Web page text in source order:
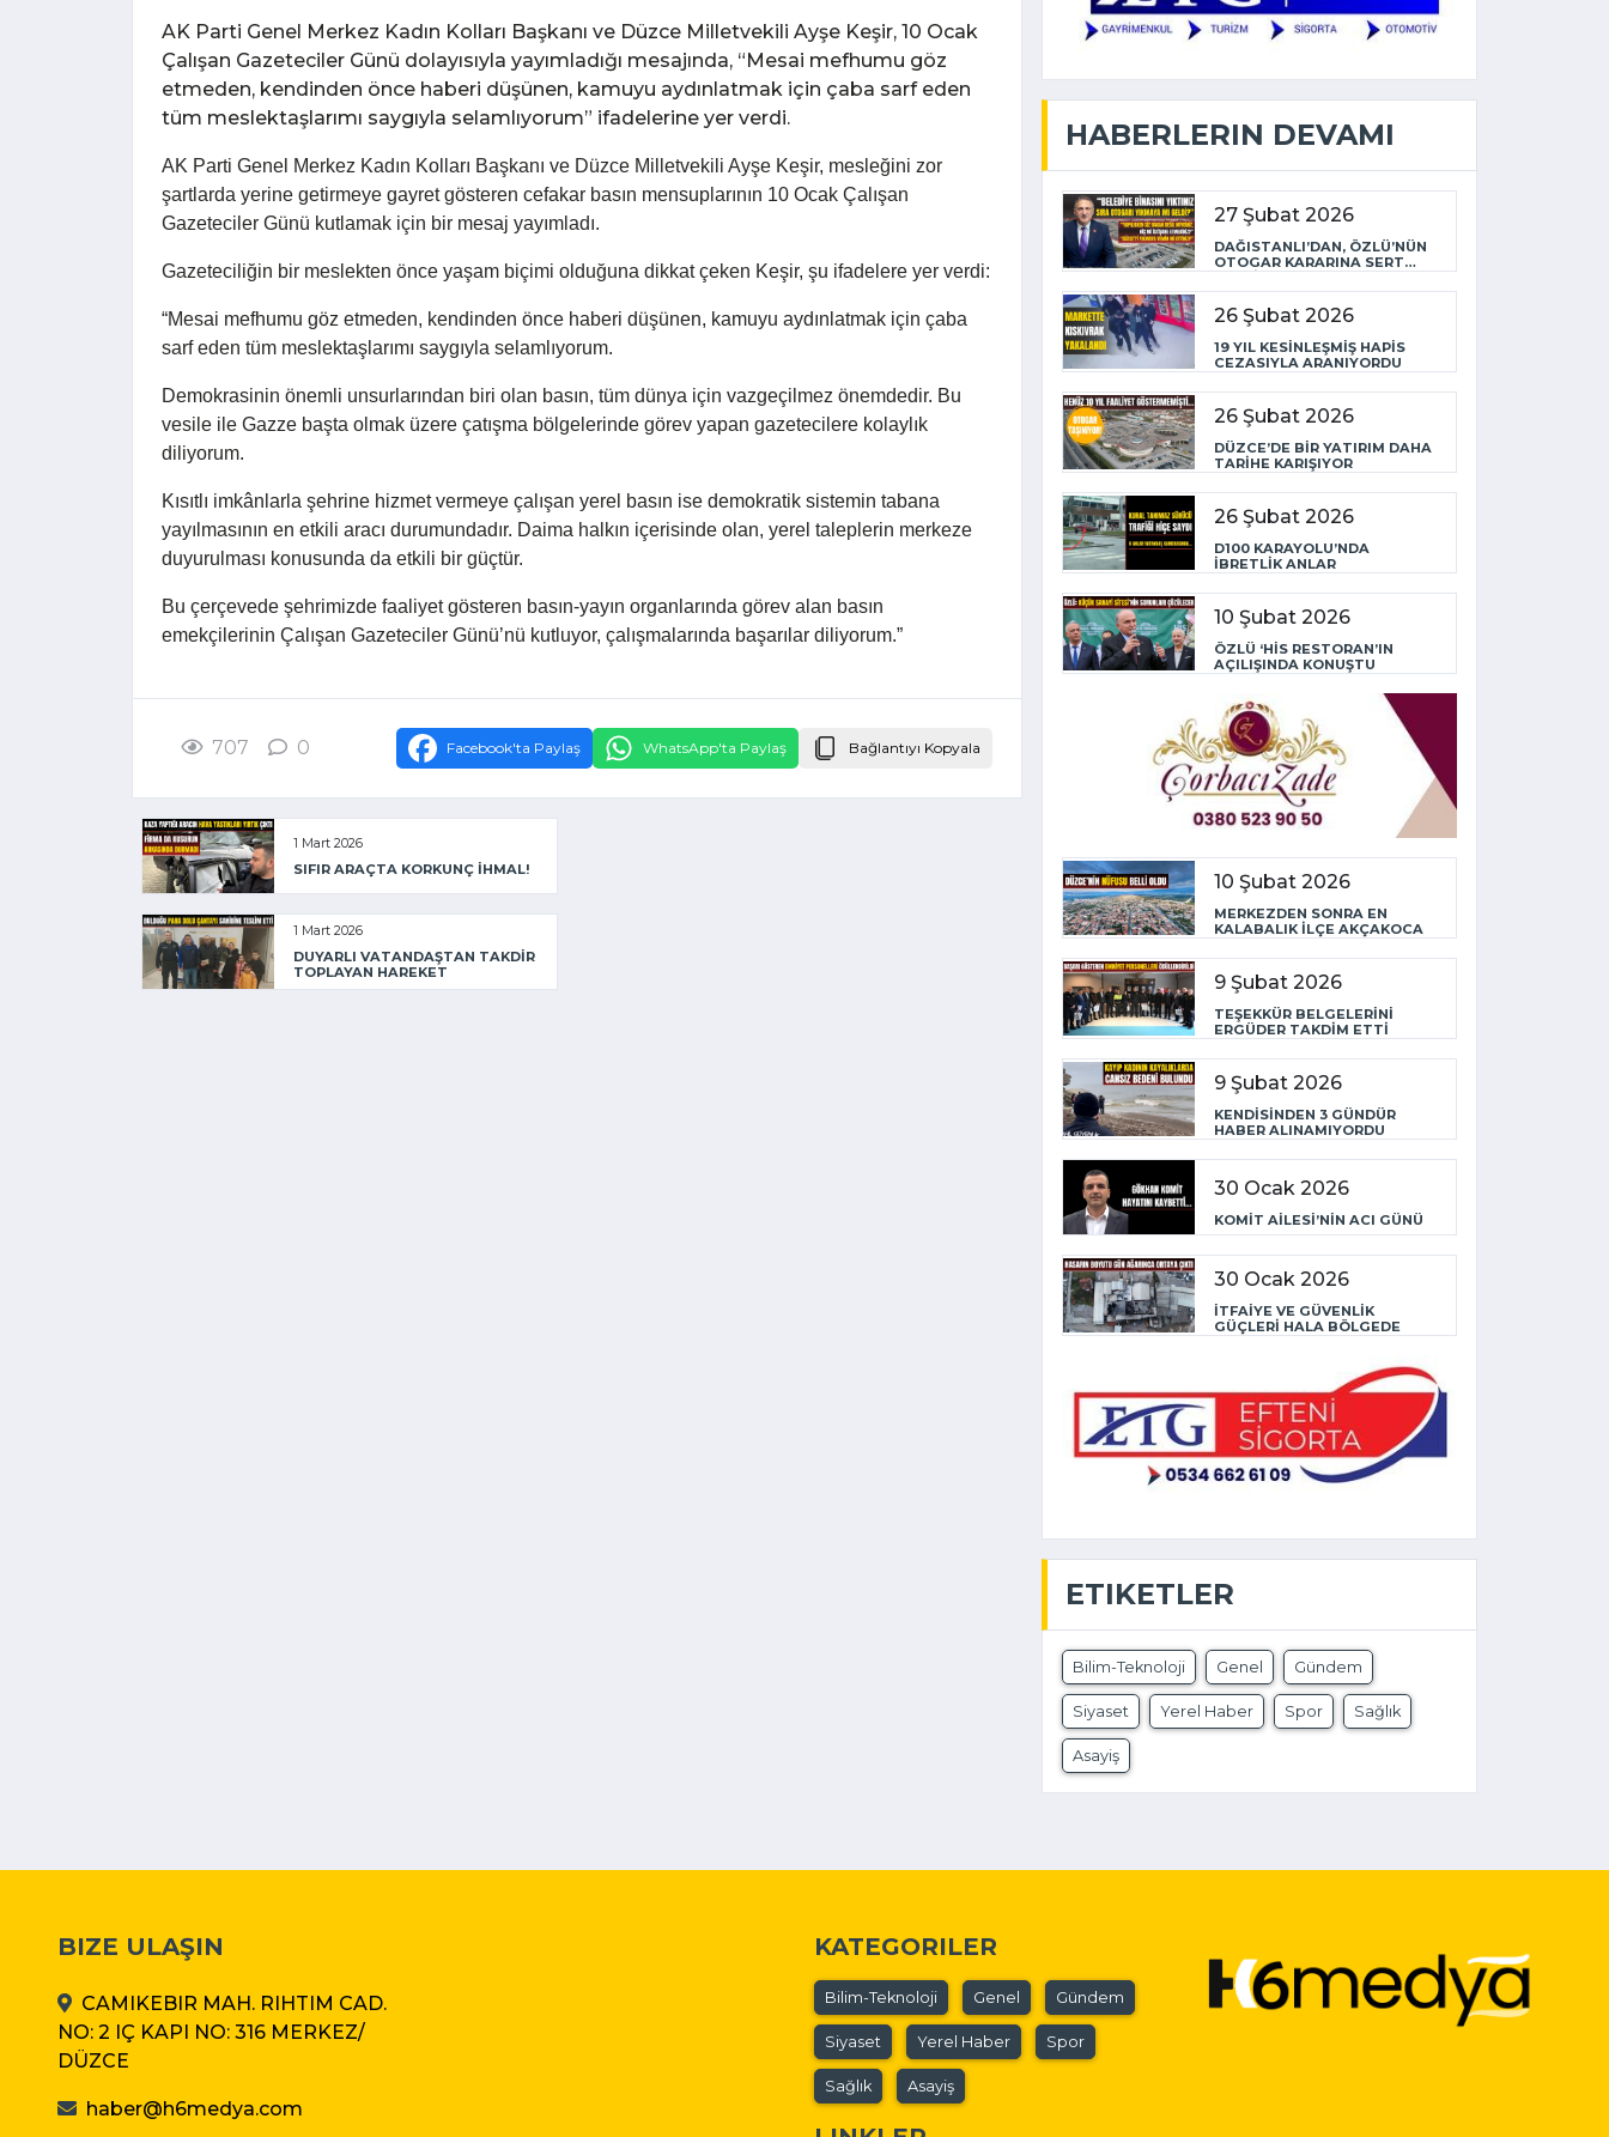
AK Parti Genel Merkez Kadın Kolları Başkanı ve Düzce Milletvekili Ayşe Keşir, 10 Ocak
Çalışan Gazeteciler Günü dolayısıyla yayımladığı mesajında, “Mesai mefhumu göz
etmeden, kendinden önce haberi düşünen, kamuyu aydınlatmak için çaba sarf eden
tüm meslektaşlarımı saygıyla selamlıyorum” ifadelerine yer verdi.
AK Parti Genel Merkez Kadın Kolları Başkanı ve Düzce Milletvekili Ayşe Keşir, mesleğini zor
şartlarda yerine getirmeye gayret gösteren cefakar basın mensuplarının 10 Ocak Çalışan
Gazeteciler Günü kutlamak için bir mesaj yayımladı.
Gazeteciliğin bir meslekten önce yaşam biçimi olduğuna dikkat çeken Keşir, şu ifadelere yer verdi:
“Mesai mefhumu göz etmeden, kendinden önce haberi düşünen, kamuyu aydınlatmak için çaba
sarf eden tüm meslektaşlarımı saygıyla selamlıyorum.
Demokrasinin önemli unsurlarından biri olan basın, tüm dünya için vazgeçilmez önemdedir. Bu
vesile ile Gazze başta olmak üzere çatışma bölgelerinde görev yapan gazetecilere kolaylık
diliyorum.
Kısıtlı imkânlarla şehrine hizmet vermeye çalışan yerel basın ise demokratik sistemin tabana
yayılmasının en etkili aracı durumundadır. Daima halkın içerisinde olan, yerel taleplerin merkeze
duyurulması konusunda da etkili bir güçtür.
Bu çerçevede şehrimizde faaliyet gösteren basın-yayın organlarında görev alan basın
emekçilerinin Çalışan Gazeteciler Günü’nü kutluyor, çalışmalarında başarılar diliyorum.”
707 0 Facebook'ta Paylaş WhatsApp'ta Paylaş Bağlantıyı Kopyala
1 Mart 2026
SIFIR ARAÇTA KORKUNÇ İHMAL!
1 Mart 2026
DUYARLI VATANDAŞTAN TAKDİR
TOPLAYAN HAREKET
HABERLERIN DEVAMI
27 Şubat 2026
DAĞISTANLI’DAN, ÖZLÜ’NÜN
OTOGAR KARARINA SERT
TEPKİ
26 Şubat 2026
19 YIL KESİNLEŞMİŞ HAPİS
CEZASIYLA ARANIYORDU
26 Şubat 2026
DÜZCE’DE BİR YATIRIM DAHA
TARİHE KARIŞIYOR
26 Şubat 2026
D100 KARAYOLU’NDA
İBRETLİK ANLAR
10 Şubat 2026
ÖZLÜ ‘HİS RESTORAN’IN
AÇILIŞINDA KONUŞTU
10 Şubat 2026
MERKEZDEN SONRA EN
KALABALIK İLÇE AKÇAKOCA
9 Şubat 2026
TEŞEKKÜR BELGELERİNİ
ERGÜDER TAKDİM ETTİ
9 Şubat 2026
KENDİSİNDEN 3 GÜNDÜR
HABER ALINAMIYORDU
30 Ocak 2026
KOMİT AİLESİ’NİN ACI GÜNÜ
30 Ocak 2026
İTFAİYE VE GÜVENLİK
GÜÇLERİ HALA BÖLGEDE
ETIKETLER
Bilim-Teknoloji Genel Gündem
Siyaset Yerel Haber Spor Sağlık
Asayiş
BIZE ULAŞIN
CAMIKEBIR MAH. RIHTIM CAD.
NO: 2 IÇ KAPI NO: 316 MERKEZ/
DÜZCE
haber@h6medya.com
KATEGORILER
Bilim-Teknoloji Genel Gündem
Siyaset Yerel Haber Spor
Sağlık Asayiş